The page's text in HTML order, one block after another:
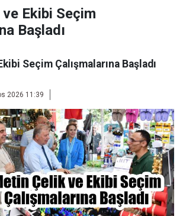
Ekibi Seçim
Başladı
Seçim Çalışmalarına Başladı
2026 11:39